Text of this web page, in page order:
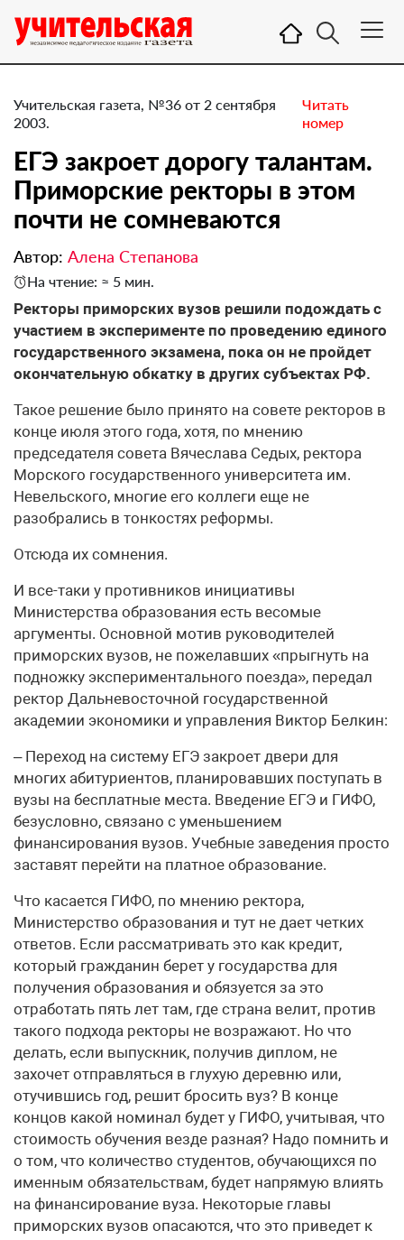
Учительская газета, №36 от 2 сентября
2003.
Читать
номер
ЕГЭ закроет дорогу талантам.
Приморские ректоры в этом
почти не сомневаются
Автор: Алена Степанова
На чтение: ≈ 5 мин.
Ректоры приморских вузов решили подождать с
участием в эксперименте по проведению единого
государственного экзамена, пока он не пройдет
окончательную обкатку в других субъектах РФ.
Такое решение было принято на совете ректоров в
конце июля этого года, хотя, по мнению
председателя совета Вячеслава Седых, ректора
Морского государственного университета им.
Невельского, многие его коллеги еще не
разобрались в тонкостях реформы.
Отсюда их сомнения.
И все-таки у противников инициативы
Министерства образования есть весомые
аргументы. Основной мотив руководителей
приморских вузов, не пожелавших «прыгнуть на
подножку экспериментального поезда», передал
ректор Дальневосточной государственной
академии экономики и управления Виктор Белкин:
– Переход на систему ЕГЭ закроет двери для
многих абитуриентов, планировавших поступать в
вузы на бесплатные места. Введение ЕГЭ и ГИФО,
безусловно, связано с уменьшением
финансирования вузов. Учебные заведения просто
заставят перейти на платное образование.
Что касается ГИФО, по мнению ректора,
Министерство образования и тут не дает четких
ответов. Если рассматривать это как кредит,
который гражданин берет у государства для
получения образования и обязуется за это
отработать пять лет там, где страна велит, против
такого подхода ректоры не возражают. Но что
делать, если выпускник, получив диплом, не
захочет отправляться в глухую деревню или,
отучившись год, решит бросить вуз? В конце
концов какой номинал будет у ГИФО, учитывая, что
стоимость обучения везде разная? Надо помнить и
о том, что количество студентов, обучающихся по
именным обязательствам, будет напрямую влиять
на финансирование вуза. Некоторые главы
приморских вузов опасаются, что это приведет к